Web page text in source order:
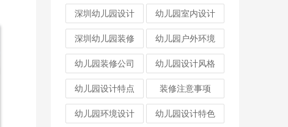
深圳幼儿园设计 幼儿园室内设计
深圳幼儿园装修 幼儿园户外环境
幼儿园装修公司 幼儿园设计风格
幼儿园设计特点 装修注意事项
幼儿园环境设计 幼儿园设计特色